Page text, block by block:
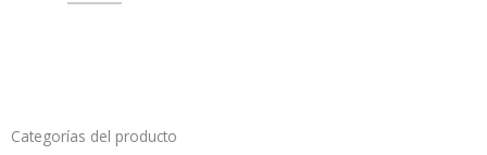
Categorías del producto